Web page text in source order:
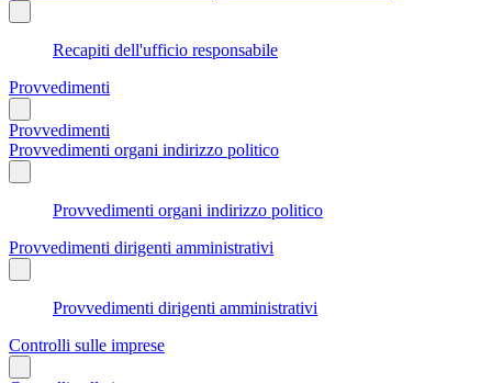
Recapiti dell'ufficio responsabile
Provvedimenti
Provvedimenti
Provvedimenti organi indirizzo politico
Provvedimenti organi indirizzo politico
Provvedimenti dirigenti amministrativi
Provvedimenti dirigenti amministrativi
Controlli sulle imprese